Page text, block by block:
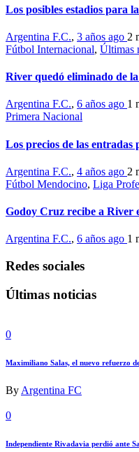
Los posibles estadios para
Argentina F.C., 3 años ago 2
Fútbol Internacional, Últimas
River quedó eliminado de
Argentina F.C., 6 años ago 1
Primera Nacional
Los precios de las
Argentina F.C., 4 años ago 2
Fútbol Mendocino, Liga
Godoy Cruz recibe a River
Argentina F.C., 6 años ago 1
Redes sociales
Últimas noticias
0
Maximiliano Salas, el nuevo refuerzo
By Argentina FC
0
Independiente Rivadavia perdió ante